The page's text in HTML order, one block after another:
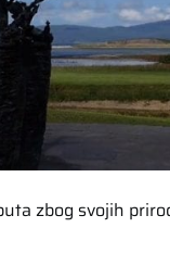
zbog svojih